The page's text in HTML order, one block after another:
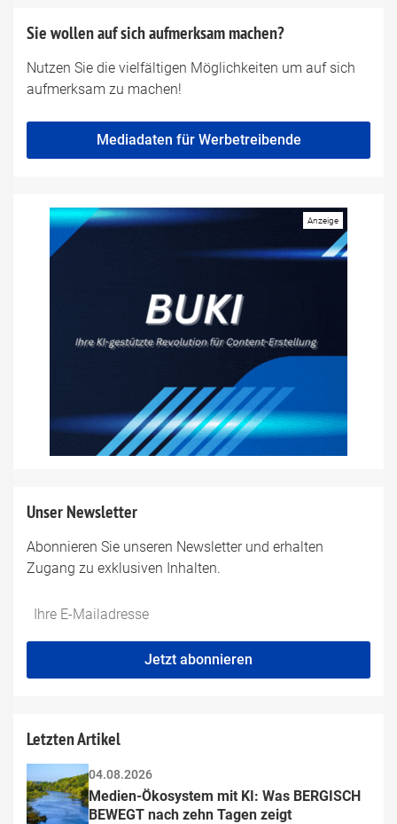
Sie wollen auf sich aufmerksam machen?
Nutzen Sie die vielfältigen Möglichkeiten um auf sich
aufmerksam zu machen!
Mediadaten für Werbetreibende
Unser Newsletter
Abonnieren Sie unseren Newsletter und erhalten
Zugang zu exklusiven Inhalten.
Do
*Ihre
Jetzt abonnieren
Letzten Artikel
04.08.2026
Medien-Ökosystem mit KI: Was BERGISCH
BEWEGT nach zehn Tagen zeigt